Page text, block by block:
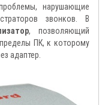
нарушающие
звонков. В
, позволяющий
ПК, к которому
адаптер.